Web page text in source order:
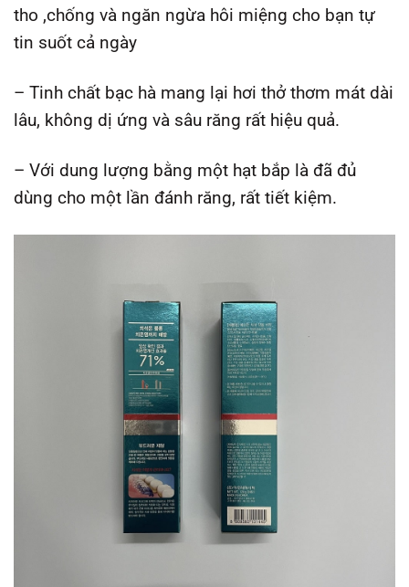
tho ,chống và ngăn ngừa hôi miệng cho bạn tự
tin suốt cả ngày
– Tinh chất bạc hà mang lại hơi thở thơm mát dài
lâu, không dị ứng và sâu răng rất hiệu quả.
– Với dung lượng bằng một hạt bắp là đã đủ
dùng cho một lần đánh răng, rất tiết kiệm.